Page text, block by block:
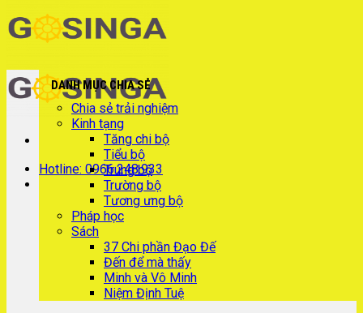
Hotline: 0966.248.933
DANH MỤC CHIA SẺ
Chia sẻ trải nghiệm
Kinh tạng
Tăng chi bộ
Tiểu bộ
Trung bộ
Trường bộ
Tương ưng bộ
Pháp học
Sách
37 Chi phần Đạo Đế
Đến để mà thấy
Minh và Vô Minh
Niệm Định Tuệ